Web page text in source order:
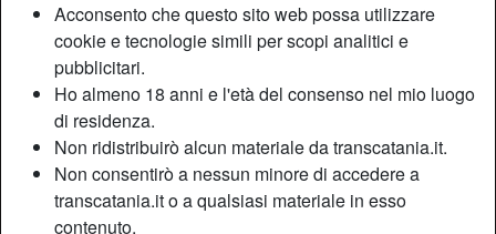
Acconsento che questo sito web possa utilizzare
cookie e tecnologie simili per scopi analitici e
pubblicitari.
Ho almeno 18 anni e l'età del consenso nel mio luogo
di residenza.
Non ridistribuirò alcun materiale da transcatania.it.
Non consentirò a nessun minore di accedere a
transcatania.it o a qualsiasi materiale in esso
contenuto.